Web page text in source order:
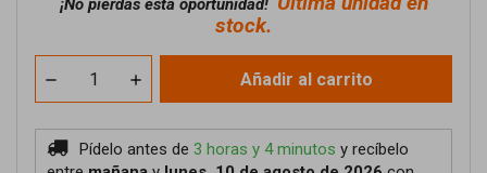
¡No pierdas esta oportunidad!
stock.
Añadir al carrito
Pídelo antes de 3 horas y 4 minutos y recíbelo